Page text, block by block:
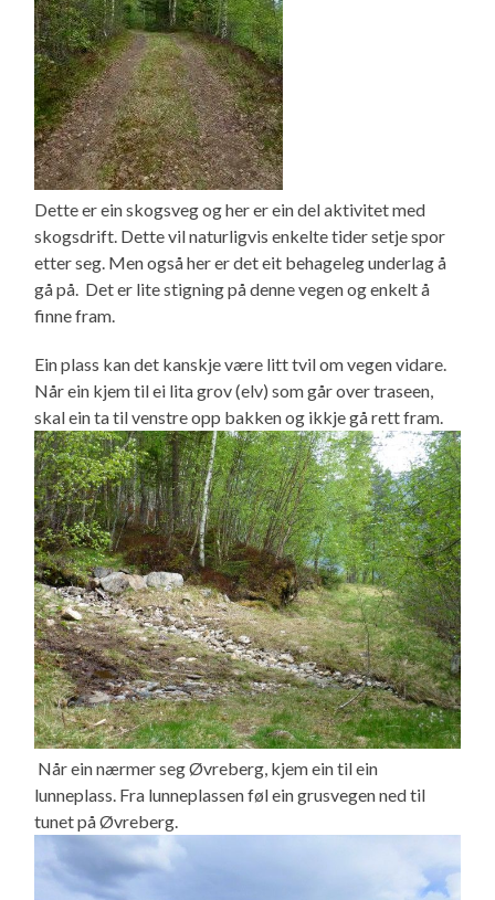
Dette er ein skogsveg og her er ein del aktivitet med
skogsdrift. Dette vil naturligvis enkelte tider setje spor
etter seg. Men også her er det eit behageleg underlag å
gå på. Det er lite stigning på denne vegen og enkelt å
finne fram.
Ein plass kan det kanskje være litt tvil om vegen vidare.
Når ein kjem til ei lita grov (elv) som går over traseen,
skal ein ta til venstre opp bakken og ikkje gå rett fram.
Når ein nærmer seg Øvreberg, kjem ein til ein
lunneplass. Fra lunneplassen føl ein grusvegen ned til
tunet på Øvreberg.